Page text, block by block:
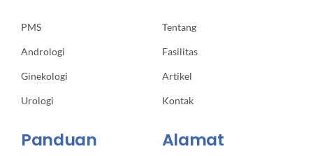
PMS
Andrologi
Ginekologi
Urologi
Tentang
Fasilitas
Artikel
Kontak
Panduan Alamat